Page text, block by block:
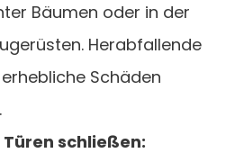
Bäumen oder in der
Herabfallende
Schäden
schließen: